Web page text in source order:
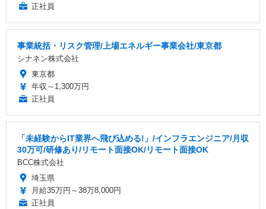
正社員
事業統括・リスク管理/上場エネルギー事業会社/東京都
シナネン株式会社
東京都
年収～1,300万円
正社員
「未経験からIT業界へ飛び込める!」/インフラエンジニア/月収
30万可/研修あり/リモート面接OK/リモート面接OK
BCC株式会社
埼玉県
月給35万円～38万8,000円
正社員